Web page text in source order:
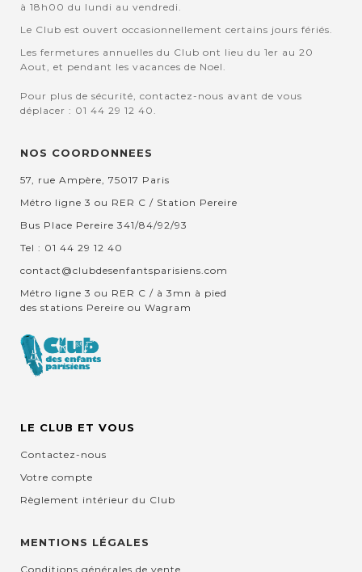
à 18h00 du lundi au vendredi.
Le Club est ouvert occasionnellement certains jours fériés.
Les fermetures annuelles du Club ont lieu du 1er au 20
Aout, et pendant les vacances de Noel.
Pour plus de sécurité, contactez-nous avant de vous
déplacer : 01 44 29 12 40.
NOS COORDONNEES
57, rue Ampère, 75017 Paris
Métro ligne 3 ou RER C / Station Pereire
Bus Place Pereire 341/84/92/93
Tel : 01 44 29 12 40
contact@clubdesenfantsparisiens.com
Métro ligne 3 ou RER C / à 3mn à pied
des stations Pereire ou Wagram
LE CLUB ET VOUS
Contactez-nous
Votre compte
Règlement intérieur du Club
MENTIONS LÉGALES
Conditions générales de vente